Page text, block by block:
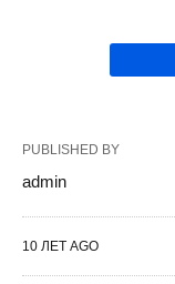
PUBLISHED BY
admin
10 ЛЕТ AGO